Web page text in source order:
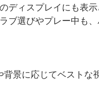
ディスプレイにも表
ブ選びやプレー中も
景に応じてベストな